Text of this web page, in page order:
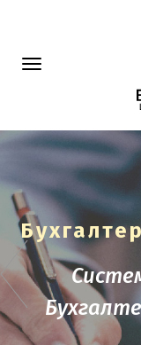
Toggle